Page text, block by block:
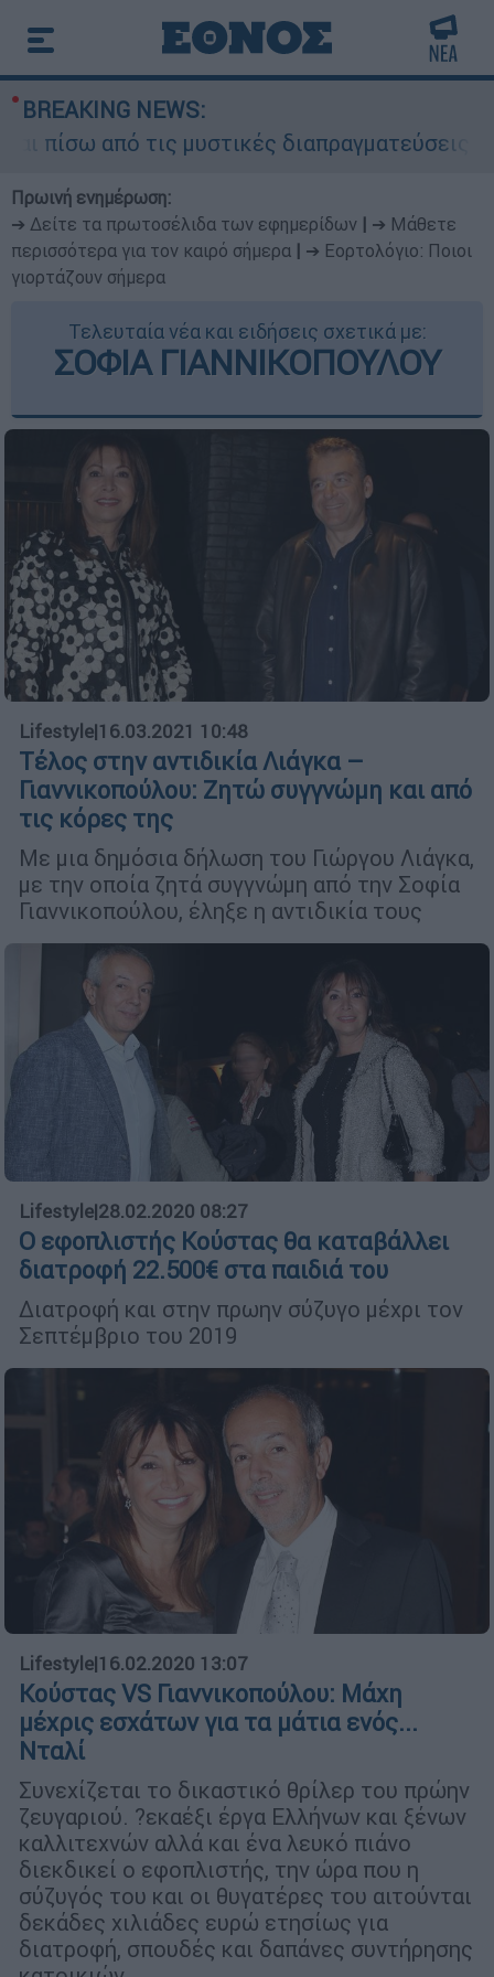
BREAKING NEWS:
από τις μυστικές διαπραγματεύσεις και
Πρωινή ενημέρωση:
➔ Δείτε τα πρωτοσέλιδα των εφημερίδων
➔ Μάθετε
περισσότερα για τον καιρό σήμερα
➔ Εορτολόγιο: Ποιοι
γιορτάζουν σήμερα
Τελευταία νέα και ειδήσεις σχετικά με:
ΣΟΦΙΑ ΓΙΑΝΝΙΚΟΠΟΥΛΟΥ
Lifestyle|16.03.2021 10:48
Τέλος στην αντιδικία Λιάγκα –
Γιαννικοπούλου: Ζητώ συγγνώμη και από
τις κόρες της
Με μια δημόσια δήλωση του Γιώργου Λιάγκα,
με την οποία ζητά συγγνώμη από την Σοφία
Γιαννικοπούλου, έληξε η αντιδικία τους
Lifestyle|28.02.2020 08:27
Ο εφοπλιστής Κούστας θα καταβάλλει
διατροφή 22.500€ στα παιδιά του
Διατροφή και στην πρωην σύζυγο μέχρι τον
Σεπτέμβριο του 2019
Lifestyle|16.02.2020 13:07
Κούστας VS Γιαννικοπούλου: Μάχη
μέχρις εσχάτων για τα μάτια ενός...
Νταλί
Συνεχίζεται το δικαστικό θρίλερ του πρώην
ζευγαριού. ?εκαέξι έργα Ελλήνων και ξένων
καλλιτεχνών αλλά και ένα λευκό πιάνο
διεκδικεί ο εφοπλιστής, την ώρα που η
σύζυγός του και οι θυγατέρες του αιτούνται
δεκάδες χιλιάδες ευρώ ετησίως για
διατροφή, σπουδές και δαπάνες συντήρησης